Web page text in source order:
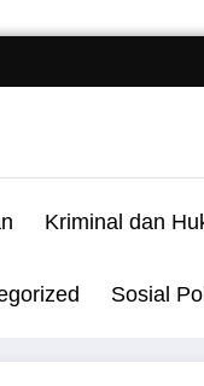
Kriminal dan
Sosial